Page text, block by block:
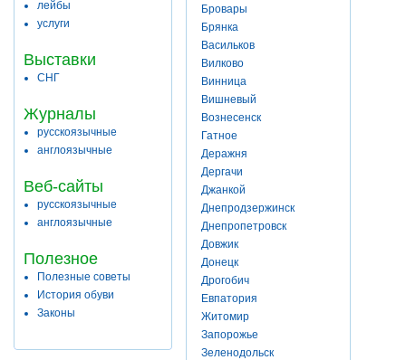
лейбы
услуги
Выставки
СНГ
Журналы
русскоязычные
англоязычные
Веб-сайты
русскоязычные
англоязычные
Полезное
Полезные советы
История обуви
Законы
Бровары
Брянка
Васильков
Вилково
Винница
Вишневый
Вознесенск
Гатное
Деражня
Дергачи
Джанкой
Днепродзержинск
Днепропетровск
Довжик
Донецк
Дрогобич
Евпатория
Житомир
Запорожье
Зеленодольск